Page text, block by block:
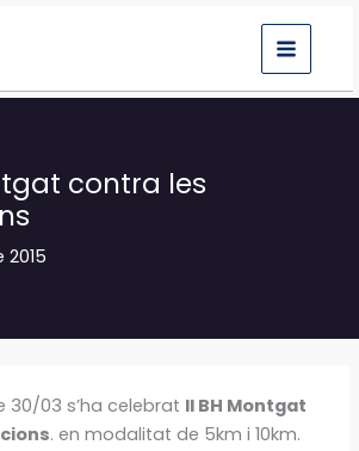
contra les
30/03 s’ha celebrat II BH Montgat
. en modalitat de 5km i 10km.